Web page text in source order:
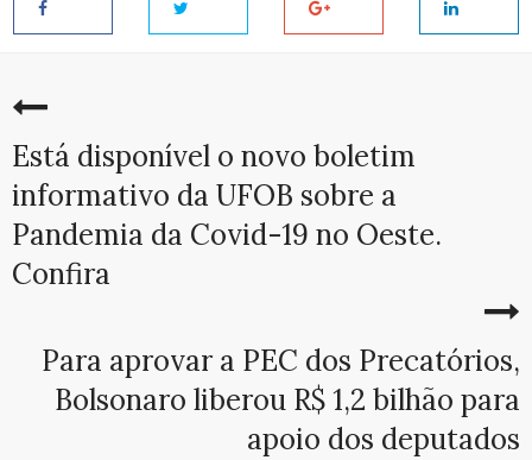
Está disponível o novo boletim
informativo da UFOB sobre a
Pandemia da Covid-19 no Oeste.
Confira
Para aprovar a PEC dos Precatórios,
Bolsonaro liberou R$ 1,2 bilhão para
apoio dos deputados